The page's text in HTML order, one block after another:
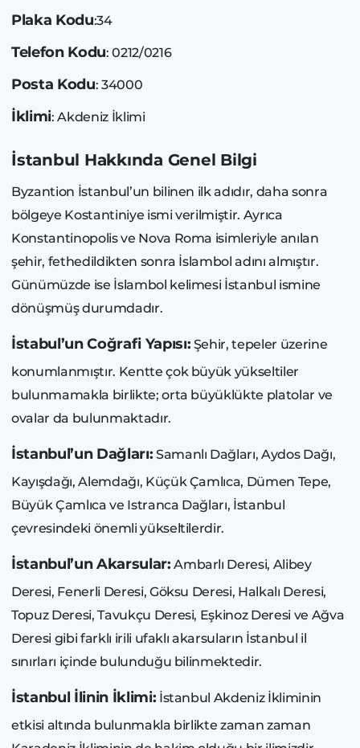
Plaka Kodu:34
Telefon Kodu: 0212/0216
Posta Kodu: 34000
İklimi: Akdeniz İklimi
İstanbul Hakkında Genel Bilgi
Byzantion İstanbul’un bilinen ilk adıdır, daha sonra
bölgeye Kostantiniye ismi verilmiştir. Ayrıca
Konstantinopolis ve Nova Roma isimleriyle anılan
şehir, fethedildikten sonra İslambol adını almıştır.
Günümüzde ise İslambol kelimesi İstanbul ismine
dönüşmüş durumdadır.
İstabul’un Coğrafi Yapısı: Şehir, tepeler üzerine
konumlanmıştır. Kentte çok büyük yükseltiler
bulunmamakla birlikte; orta büyüklükte platolar ve
ovalar da bulunmaktadır.
İstanbul’un Dağları: Samanlı Dağları, Aydos Dağı,
Kayışdağı, Alemdağı, Küçük Çamlıca, Dümen Tepe,
Büyük Çamlıca ve Istranca Dağları, İstanbul
çevresindeki önemli yükseltilerdir.
İstanbul’un Akarsular: Ambarlı Deresi, Alibey
Deresi, Fenerli Deresi, Göksu Deresi, Halkalı Deresi,
Topuz Deresi, Tavukçu Deresi, Eşkinoz Deresi ve Ağva
Deresi gibi farklı irili ufaklı akarsuların İstanbul il
sınırları içinde bulunduğu bilinmektedir.
İstanbul İlinin İklimi: İstanbul Akdeniz İkliminin
etkisi altında bulunmakla birlikte zaman zaman